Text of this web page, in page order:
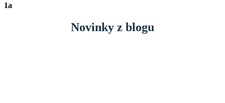
1a
Novinky z blogu